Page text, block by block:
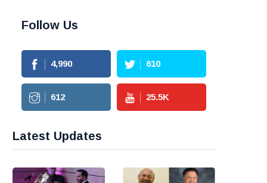
Follow Us
4,990 610
612 25.5K
Latest Updates